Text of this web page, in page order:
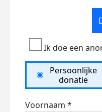
Ik doe een
Persoonlijke
donatie
Voornaam *